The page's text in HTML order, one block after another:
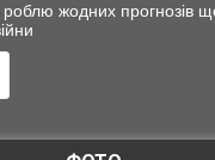
жодних прогнозів